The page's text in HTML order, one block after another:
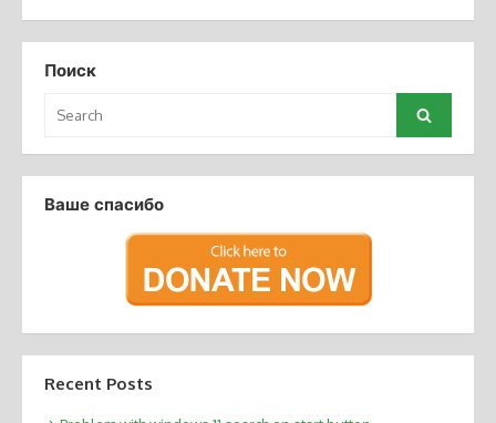
Поиск
for:
Search
Ваше спасибо
Recent Posts